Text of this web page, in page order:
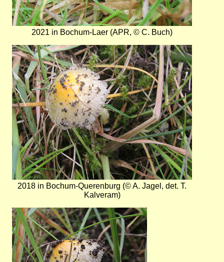
2021 in Bochum-Laer (APR, © C. Buch)
Bild
2018 in Bochum-Querenburg (© A. Jagel, det. T.
Kalveram)
Bild